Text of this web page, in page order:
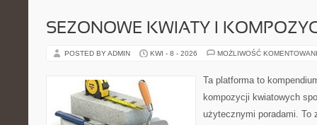
SEZONOWE KWIATY I
POSTED BY ADMIN KWI - 8 - 2026 MOŻLIWOŚĆ
Ta platforma to
kompozycji kwiatowych
użytecznymi poradami. To